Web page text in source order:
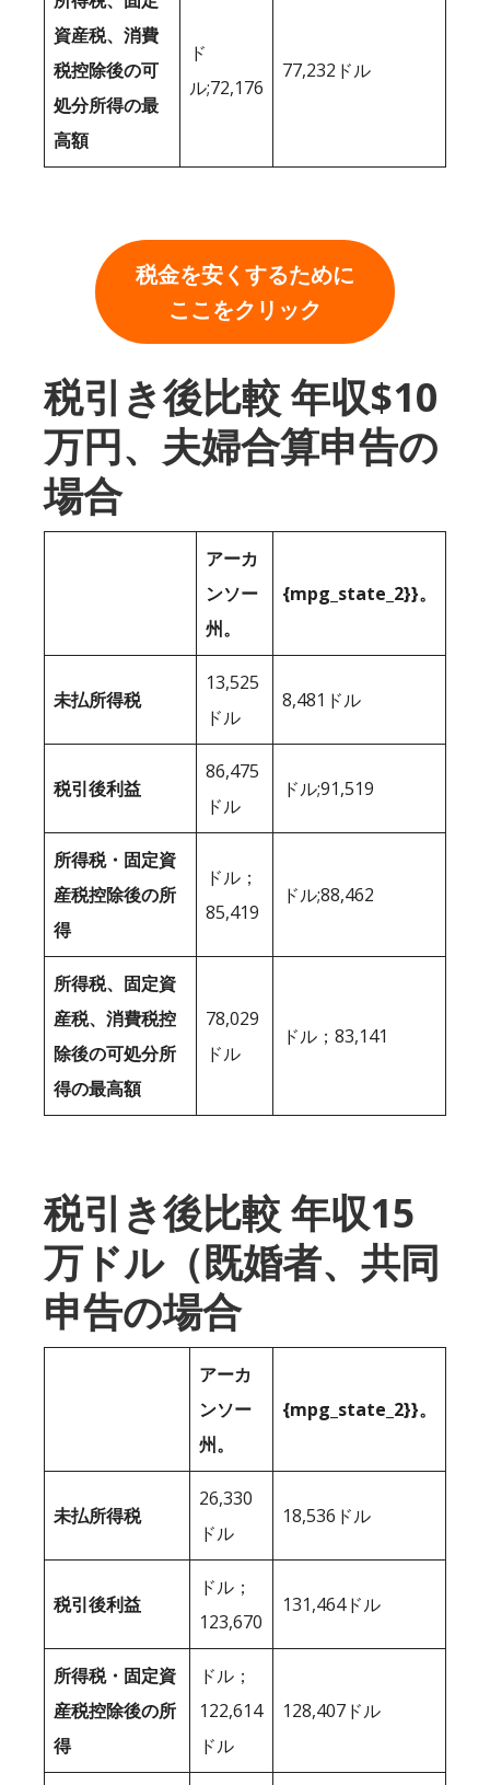
資産税、消費
税控除後の可
処分所得の最
高額
ド
ル;72,176
77,232ドル
税金を安くするために
ここをクリック
税引き後比較 年収$10
万円、夫婦合算申告の
場合
アーカ
ンソー
州。
{mpg_state_2}}。
未払所得税
13,525
ドル
8,481ドル
税引後利益
86,475
ドル
ドル;91,519
所得税・固定資
産税控除後の所
得
ドル；
85,419
ドル;88,462
所得税、固定資
産税、消費税控
除後の可処分所
得の最高額
78,029
ドル
ドル；83,141
税引き後比較 年収15
万ドル（既婚者、共同
申告の場合
アーカ
ンソー
州。
{mpg_state_2}}。
未払所得税
26,330
ドル
18,536ドル
税引後利益
ドル；
123,670
131,464ドル
所得税・固定資
産税控除後の所
得
ドル；
122,614
ドル
128,407ドル